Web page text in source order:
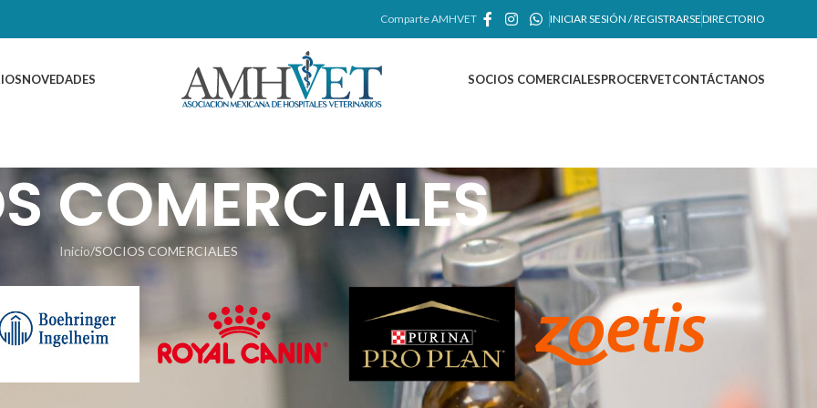
Comparte AMHVET INICIAR SESIÓN / REGISTRARSEDIRECTORIO
NOVEDADES SOCIOS COMERCIALESPROCERVETCONTÁCTANOS
COMERCIALES
Inicio SOCIOS COMERCIALES